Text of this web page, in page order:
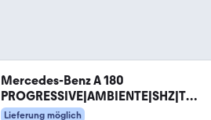
Mercedes-Benz A 180
PROGRESSIVE|AMBIENTE|SHZ|TE
MP|LED
Lieferung möglich